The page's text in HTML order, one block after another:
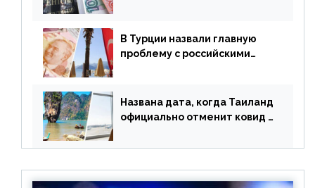
В Турции назвали главную
проблему с российскими
Названа дата, когда Таиланд
официально отменит ковид и